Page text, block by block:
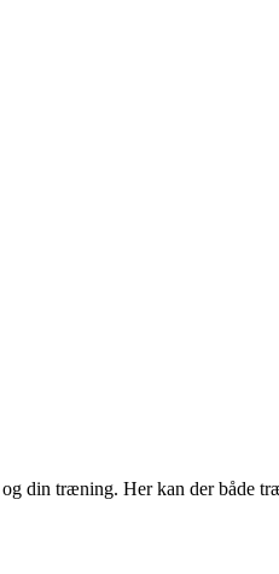
din træning. Her kan der både